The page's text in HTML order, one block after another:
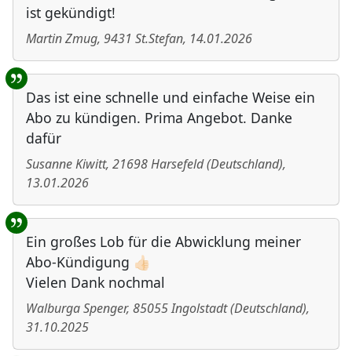
ist gekündigt!
Martin Zmug, 9431 St.Stefan, 14.01.2026
Das ist eine schnelle und einfache Weise ein
Abo zu kündigen. Prima Angebot. Danke
dafür
Susanne Kiwitt, 21698Harsefeld(Deutschland),
13.01.2026
Ein großes Lob für die Abwicklung meiner
Abo-Kündigung 👍🏻
Vielen Dank nochmal
Walburga Spenger, 85055Ingolstadt(Deutschland),
31.10.2025